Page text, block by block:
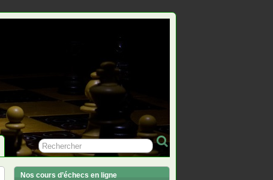
Nos cours d’échecs en ligne